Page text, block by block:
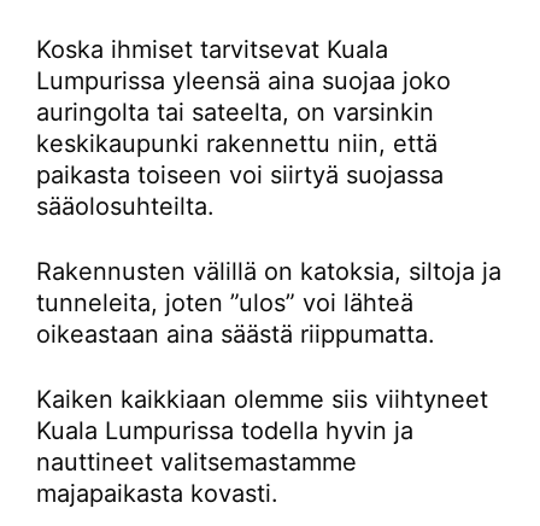
Koska ihmiset tarvitsevat Kuala
Lumpurissa yleensä aina suojaa joko
auringolta tai sateelta, on varsinkin
keskikaupunki rakennettu niin, että
paikasta toiseen voi siirtyä suojassa
sääolosuhteilta.
Rakennusten välillä on katoksia, siltoja ja
tunneleita, joten ”ulos” voi lähteä
oikeastaan aina säästä riippumatta.
Kaiken kaikkiaan olemme siis viihtyneet
Kuala Lumpurissa todella hyvin ja
nauttineet valitsemastamme
majapaikasta kovasti.